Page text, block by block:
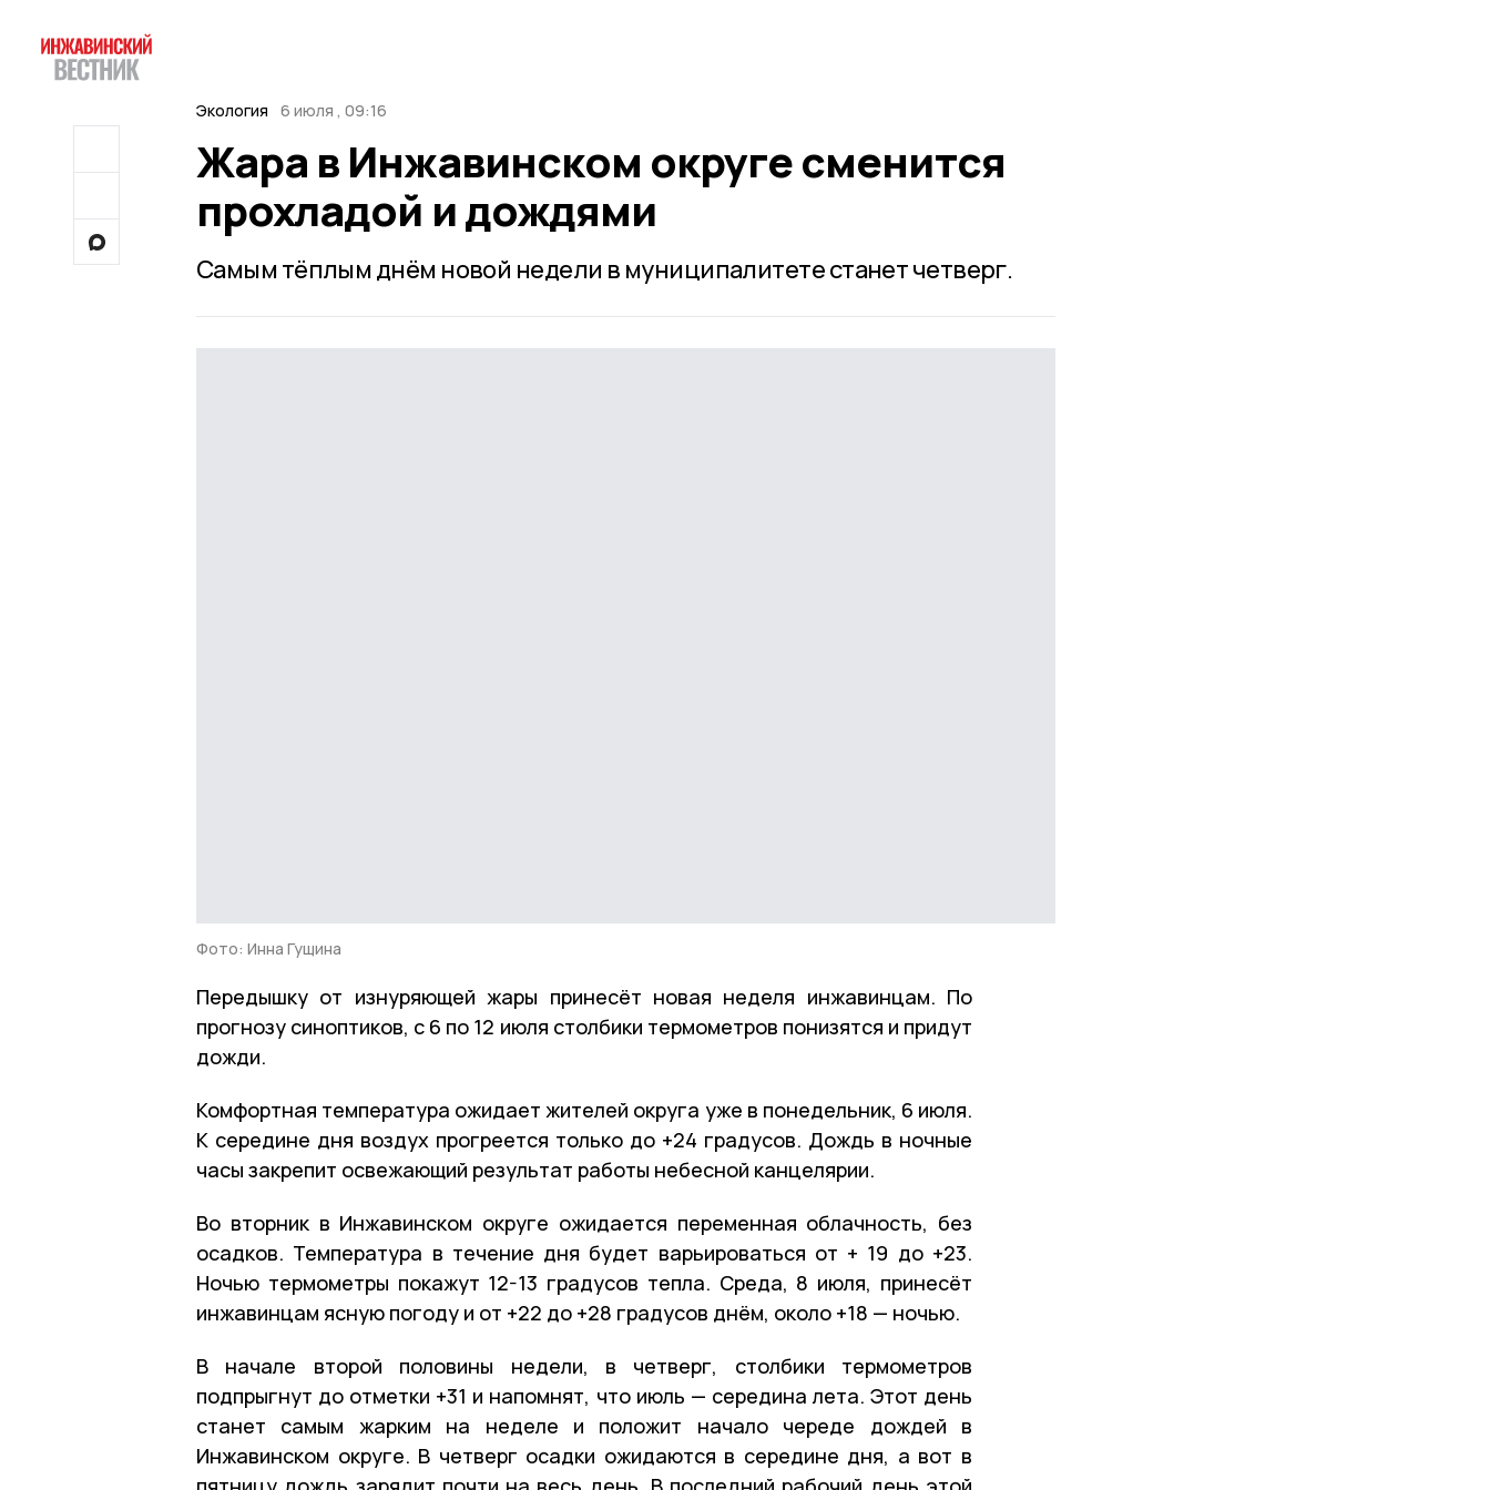
Экология 6 июля , 09:16
Жара в Инжавинском округе сменится
прохладой и дождями
Самым тёплым днём новой недели в муниципалитете станет четверг.
Фото: Инна Гущина
Передышку от изнуряющей жары принесёт новая неделя инжавинцам. По
прогнозу синоптиков, с 6 по 12 июля столбики термометров понизятся и придут
дожди.
Комфортная температура ожидает жителей округа уже в понедельник, 6 июля.
К середине дня воздух прогреется только до +24 градусов. Дождь в ночные
часы закрепит освежающий результат работы небесной канцелярии.
Во вторник в Инжавинском округе ожидается переменная облачность, без
осадков. Температура в течение дня будет варьироваться от + 19 до +23.
Ночью термометры покажут 12-13 градусов тепла. Среда, 8 июля, принесёт
инжавинцам ясную погоду и от +22 до +28 градусов днём, около +18 — ночью.
В начале второй половины недели, в четверг, столбики термометров
подпрыгнут до отметки +31 и напомнят, что июль — середина лета. Этот день
станет самым жарким на неделе и положит начало череде дождей в
Инжавинском округе. В четверг осадки ожидаются в середине дня, а вот в